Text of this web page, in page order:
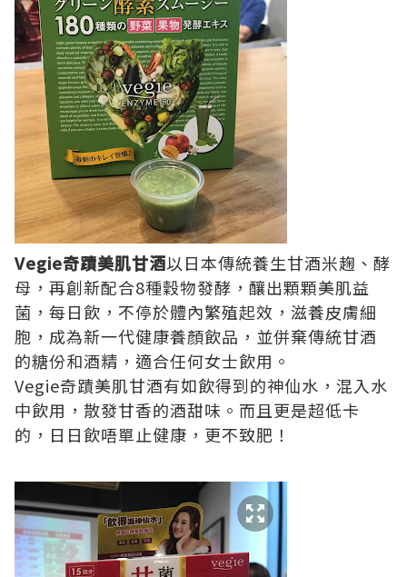
Vegie奇蹟美肌甘酒以日本傳統養生甘酒米趜、酵
母，再創新配合8種穀物發酵，釀出顆顆美肌益
菌，每日飲，不停於體內繁殖起效，滋養皮膚細
胞，成為新一代健康養顏飲品，並併棄傳統甘酒
的糖份和酒精，適合任何女士飲用。
Vegie奇蹟美肌甘酒有如飲得到的神仙水，混入水
中飲用，散發甘香的酒甜味。而且更是超低卡
的，日日飲唔單止健康，更不致肥！